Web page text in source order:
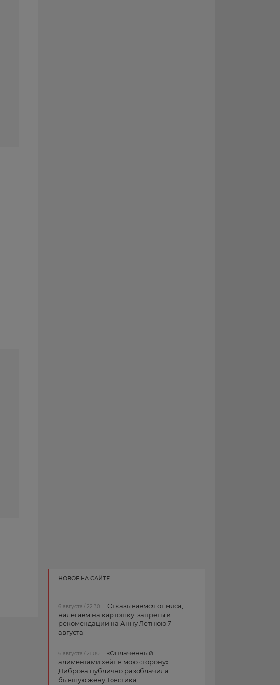
НОВОЕ НА САЙТЕ
6 августа / 22:30
Отказываемся от мяса,
налегаем на картошку: запреты и
рекомендации на Анну Летнюю 7
августа
6 августа / 21:00
«Оплаченный
алиментами хейт в мою сторону»:
Диброва публично разоблачила
бывшую жену Товстика